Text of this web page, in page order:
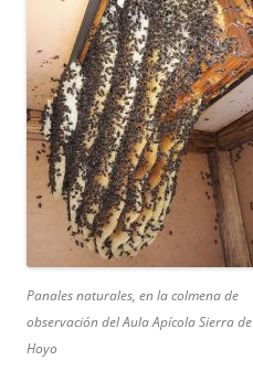
Panales naturales, en la colmena de
observación del Aula Apícola Sierra de
Hoyo